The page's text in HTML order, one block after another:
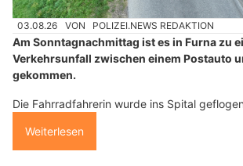
03.08.26 VON POLIZEI.NEWS REDAKTION
Am Sonntagnachmittag ist es in Furna zu
Verkehrsunfall zwischen einem Postauto
gekommen.
Die Fahrradfahrerin wurde ins Spital
Weiterlesen